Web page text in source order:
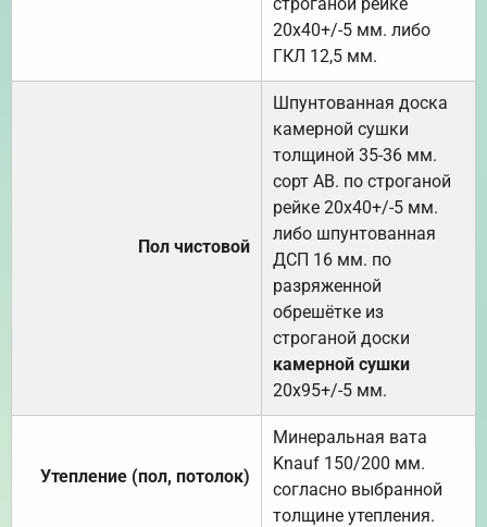
20х40+/-5 мм. либо
ГКЛ 12,5 мм.
Пол чистовой
Шпунтованная доска
камерной сушки
толщиной 35-36 мм.
сорт АВ. по строганой
рейке 20х40+/-5 мм.
либо шпунтованная
ДСП 16 мм. по
разряженной
обрешётке из
строганой доски
камерной сушки
20х95+/-5 мм.
Утепление (пол, потолок)
Минеральная вата
Knauf 150/200 мм.
согласно выбранной
толщине утепления.